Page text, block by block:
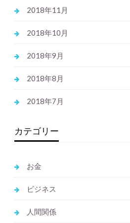
2018年11月
2018年10月
2018年9月
2018年8月
2018年7月
カテゴリー
お金
ビジネス
人間関係